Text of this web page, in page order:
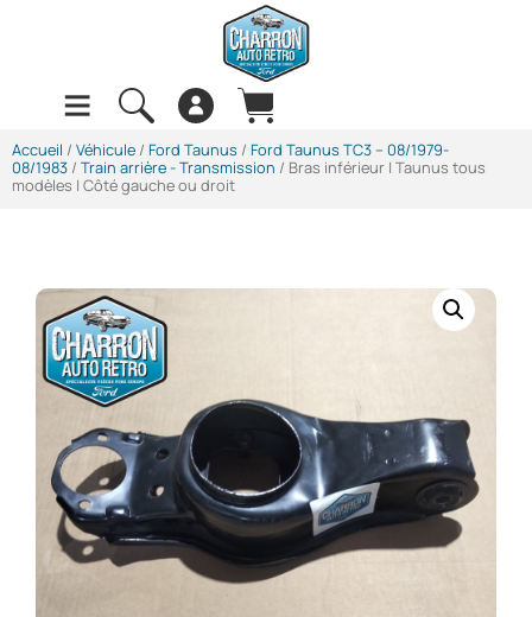
Accueil / Véhicule / Ford Taunus / Ford Taunus TC3 -- 08/1979-
08/1983 / Train arrière - Transmission / Bras inférieur | Taunus tous
modèles | Côté gauche ou droit